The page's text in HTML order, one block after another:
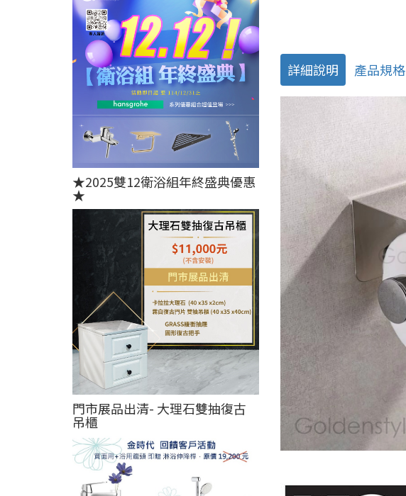
★2025雙12衛浴組年終盛典優惠
★
門市展品出清- 大理石雙抽復古
吊櫃
詳細說明 產品規格